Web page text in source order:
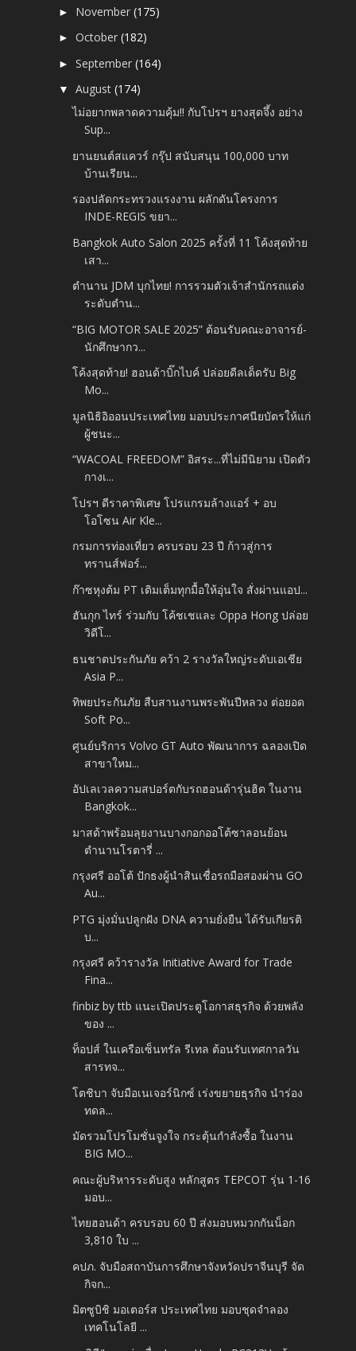
► November(175)
►October(182)
►September(164)
▼August(174)
ไม่อยากพลาดความคุ้ม‼️ กับโปรฯ ยางสุดจึ้ง อย่าง
Sup...
ยานยนต์สแควร์ กรุ๊ป สนับสนุน 100,000 บาท
บ้านเรียน...
รองปลัดกระทรวงแรงงาน ผลักดันโครงการ
INDE-REGIS ขยา...
Bangkok Auto Salon 2025 ครั้งที่ 11 โค้งสุดท้าย
เสา...
ตำนาน JDM บุกไทย! การรวมตัวเจ้าสำนักรถแต่ง
ระดับตำน...
“BIG MOTOR SALE 2025” ต้อนรับคณะอาจารย์-
นักศึกษากว...
โค้งสุดท้าย! ฮอนด้าบิ๊กไบค์ ปล่อยดีลเด็ดรับ Big
Mo...
มูลนิธิอิออนประเทศไทย มอบประกาศนียบัตรให้แก่
ผู้ชนะ...
“WACOAL FREEDOM” อิสระ...ที่ไม่มีนิยาม เปิดตัว
กางเ...
โปรฯ ดีราคาพิเศษ โปรแกรมล้างแอร์ + อบ
โอโซน Air Kle...
กรมการท่องเที่ยว ครบรอบ 23 ปี ก้าวสู่การ
ทรานส์ฟอร์...
ก๊าซหุงต้ม PT เติมเต็มทุกมื้อให้อุ่นใจ สั่งผ่านแอป...
ฮันกุก ไทร์ ร่วมกับ โค้ชเชและ Oppa Hong ปล่อย
วิดีโ...
ธนชาตประกันภัย คว้า 2 รางวัลใหญ่ระดับเอเชีย
Asia P...
ทิพยประกันภัย สืบสานงานพระพันปีหลวง ต่อยอด
Soft Po...
ศูนย์บริการ Volvo GT Auto พัฒนาการ ฉลองเปิด
สาขาใหม...
อัปเลเวลความสปอร์ตกับรถฮอนด้ารุ่นฮิต ในงาน
Bangkok...
มาสด้าพร้อมลุยงานบางกอกออโต้ซาลอนย้อน
ตำนานโรตารี่ ...
กรุงศรี ออโต้ ปักธงผู้นำสินเชื่อรถมือสองผ่าน GO
Au...
PTG มุ่งมั่นปลูกฝัง DNA ความยั่งยืน ได้รับเกียรติ
บ...
กรุงศรี คว้ารางวัล Initiative Award for Trade
Fina...
finbiz by ttb แนะเปิดประตูโอกาสธุรกิจ ด้วยพลัง
ของ ...
ท็อปส์ ในเครือเซ็นทรัล รีเทล ต้อนรับเทศกาลวัน
สารทจ...
โตชิบา จับมือเนเจอร์นิกซ์ เร่งขยายธุรกิจ นำร่อง
ทดล...
มัดรวมโปรโมชั่นจูงใจ กระตุ้นกำลังซื้อ ในงาน
BIG MO...
คณะผู้บริหารระดับสูง หลักสูตร TEPCOT รุ่น 1-16
มอบ...
ไทยฮอนด้า ครบรอบ 60 ปี ส่งมอบหมวกกันน็อก
3,810 ใบ ...
คปภ. จับมือสถาบันการศึกษาจังหวัดปราจีนบุรี จัด
กิจก...
มิตซูบิชิ มอเตอร์ส ประเทศไทย มอบชุดจำลอง
เทคโนโลยี ...